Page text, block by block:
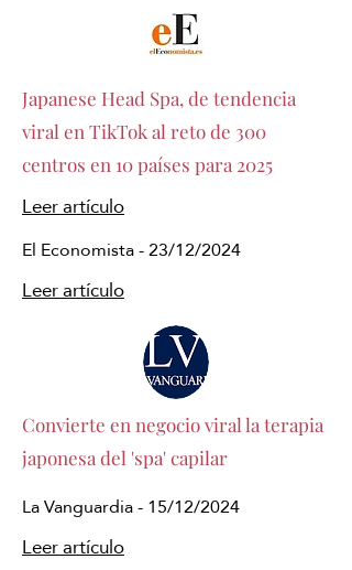
Japanese Head Spa, de tendencia
viral en TikTok al reto de 300
centros en 10 países para 2025
Leer artículo
El Economista - 23/12/2024
Leer artículo
Convierte en negocio viral la terapia
japonesa del 'spa' capilar
La Vanguardia - 15/12/2024
Leer artículo